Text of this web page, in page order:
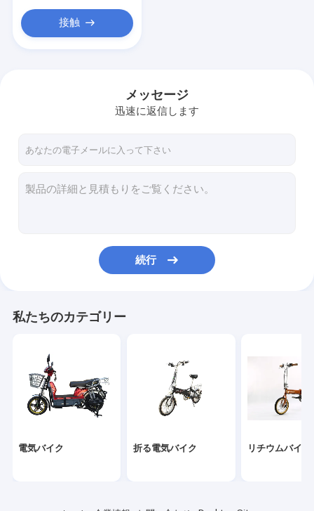
引用を要求しなさい
移動性のスクーター
自分 の バランス
バイクの部品
電気三輪車の部品
接触
メッセージ
迅速に返信します
続行
私たちのカテゴリー
電気バイク 折る電気バイク リチウムバイク